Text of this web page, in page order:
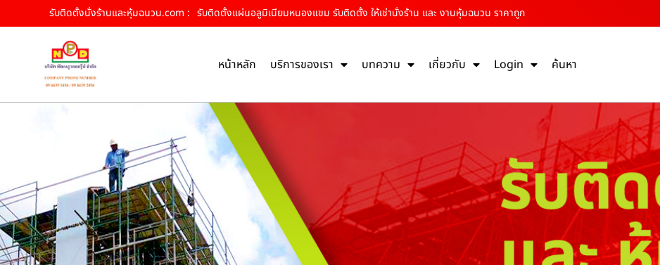
รับติดตั้งนั่งร้านและหุ้มฉนวน.com : รับติดตั้งแผ่นอลูมิเนียมหนองแขม รับติดตั้ง ให้เช่านั่งร้าน และ งานหุ้มฉนวน ราคาถูก
หน้าหลัก บริการของเรา บทความ เกี่ยวกับ Login ค้นหา